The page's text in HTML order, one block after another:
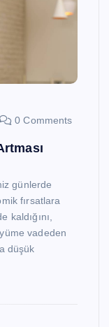
0 Comments
günlerde
fırsatlara
vadeden
düşük